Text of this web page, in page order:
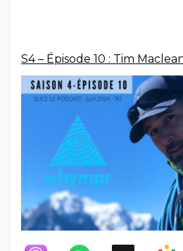
S4 – Épisode 10 : Tim